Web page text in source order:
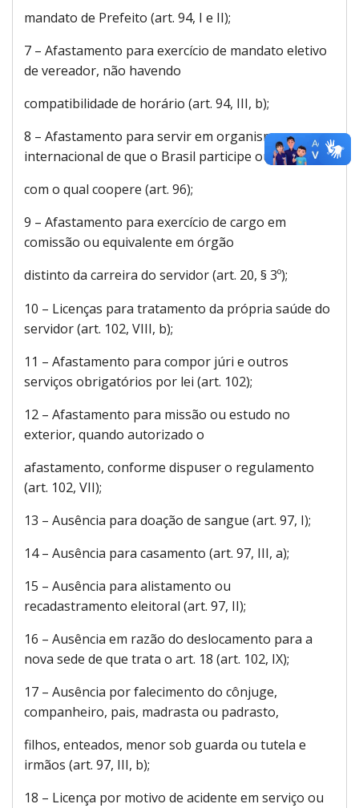
mandato de Prefeito (art. 94, I e II);
7 – Afastamento para exercício de mandato eletivo
de vereador, não havendo
compatibilidade de horário (art. 94, III, b);
8 – Afastamento para servir em organismo
internacional de que o Brasil participe ou
com o qual coopere (art. 96);
9 – Afastamento para exercício de cargo em
comissão ou equivalente em órgão
distinto da carreira do servidor (art. 20, § 3º);
10 – Licenças para tratamento da própria saúde do
servidor (art. 102, VIII, b);
11 – Afastamento para compor júri e outros
serviços obrigatórios por lei (art. 102);
12 – Afastamento para missão ou estudo no
exterior, quando autorizado o
afastamento, conforme dispuser o regulamento
(art. 102, VII);
13 – Ausência para doação de sangue (art. 97, I);
14 – Ausência para casamento (art. 97, III, a);
15 – Ausência para alistamento ou
recadastramento eleitoral (art. 97, II);
16 – Ausência em razão do deslocamento para a
nova sede de que trata o art. 18 (art. 102, IX);
17 – Ausência por falecimento do cônjuge,
companheiro, pais, madrasta ou padrasto,
filhos, enteados, menor sob guarda ou tutela e
irmãos (art. 97, III, b);
18 – Licença por motivo de acidente em serviço ou